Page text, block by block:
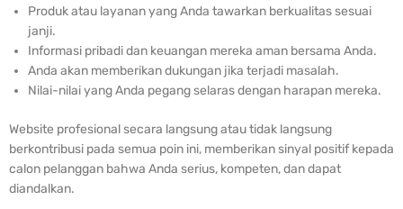
Produk atau layanan yang Anda tawarkan berkualitas sesuai
janji.
Informasi pribadi dan keuangan mereka aman bersama Anda.
Anda akan memberikan dukungan jika terjadi masalah.
Nilai-nilai yang Anda pegang selaras dengan harapan mereka.
Website profesional secara langsung atau tidak langsung
berkontribusi pada semua poin ini, memberikan sinyal positif kepada
calon pelanggan bahwa Anda serius, kompeten, dan dapat
diandalkan.